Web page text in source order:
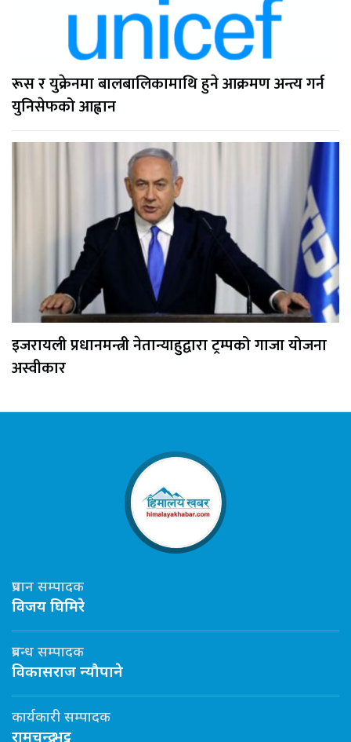
रूस र युक्रेनमा बालबालिकामाथि हुने आक्रमण अन्त्य गर्न
युनिसेफको आह्वान
इजरायली प्रधानमन्त्री नेतान्याहुद्वारा ट्रम्पको गाजा योजना
अस्वीकार
प्रधान सम्पादक
विजय घिमिरे
प्रबन्ध सम्पादक
विकासराज न्यौपाने
कार्यकारी सम्पादक